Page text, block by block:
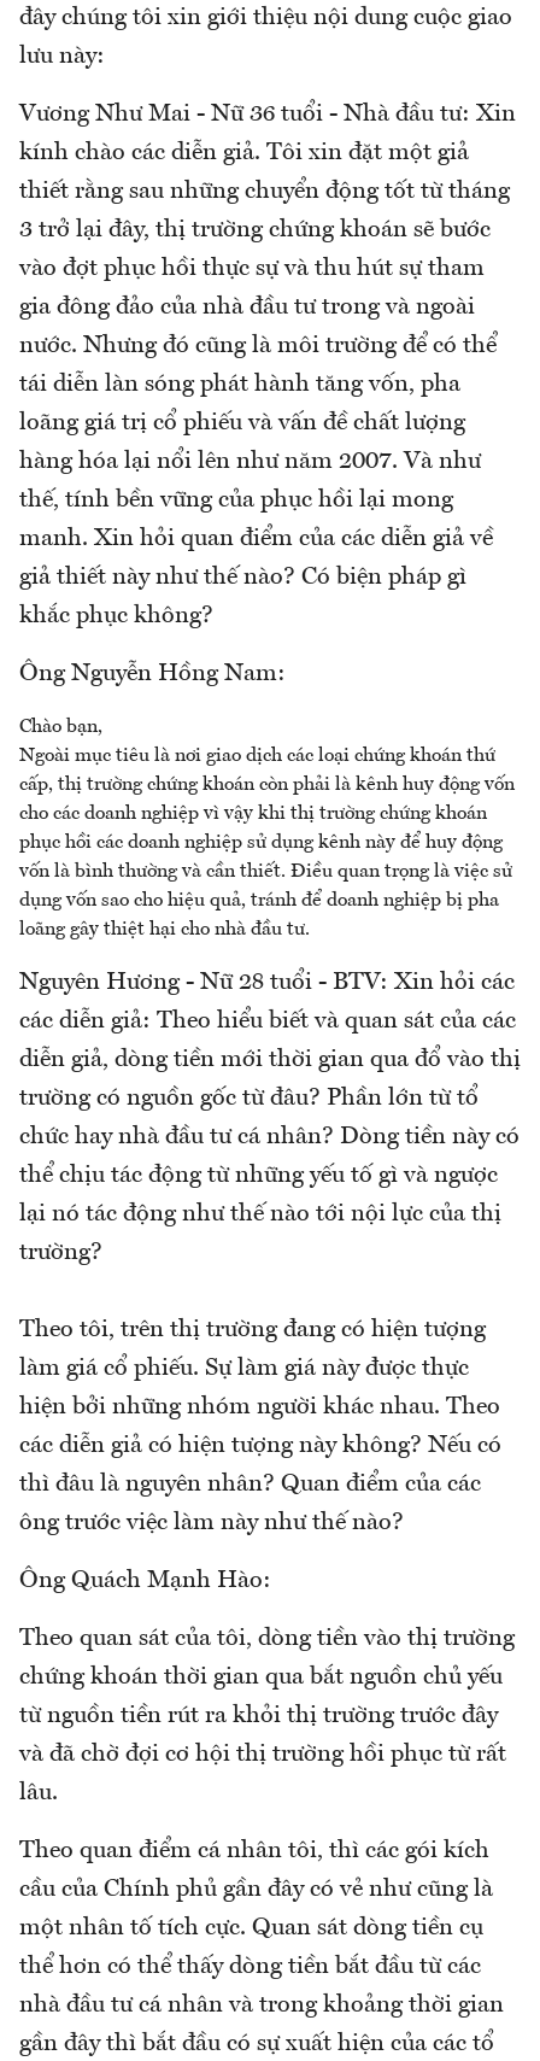
đây chúng tôi xin giới thiệu nội dung cuộc giao
lưu này:
Vương Như Mai - Nữ 36 tuổi - Nhà đầu tư: Xin
kính chào các diễn giả. Tôi xin đặt một giả
thiết rằng sau những chuyển động tốt từ tháng
3 trở lại đây, thị trường chứng khoán sẽ bước
vào đợt phục hồi thực sự và thu hút sự tham
gia đông đảo của nhà đầu tư trong và ngoài
nước. Nhưng đó cũng là môi trường để có thể
tái diễn làn sóng phát hành tăng vốn, pha
loãng giá trị cổ phiếu và vấn đề chất lượng
hàng hóa lại nổi lên như năm 2007. Và như
thế, tính bền vững của phục hồi lại mong
manh. Xin hỏi quan điểm của các diễn giả về
giả thiết này như thế nào? Có biện pháp gì
khắc phục không?
Ông Nguyễn Hồng Nam:
Chào bạn,
Ngoài mục tiêu là nơi giao dịch các loại chứng khoán thứ
cấp, thị trường chứng khoán còn phải là kênh huy động vốn
cho các doanh nghiệp vì vậy khi thị trường chứng khoán
phục hồi các doanh nghiệp sử dụng kênh này để huy động
vốn là bình thường và cần thiết. Điều quan trọng là việc sử
dụng vốn sao cho hiệu quả, tránh để doanh nghiệp bị pha
loãng gây thiệt hại cho nhà đầu tư.
Nguyên Hương - Nữ 28 tuổi - BTV: Xin hỏi các
các diễn giả: Theo hiểu biết và quan sát của các
diễn giả, dòng tiền mới thời gian qua đổ vào thị
trường có nguồn gốc từ đâu? Phần lớn từ tổ
chức hay nhà đầu tư cá nhân? Dòng tiền này có
thể chịu tác động từ những yếu tố gì và ngược
lại nó tác động như thế nào tới nội lực của thị
trường?
Theo tôi, trên thị trường đang có hiện tượng
làm giá cổ phiếu. Sự làm giá này được thực
hiện bởi những nhóm người khác nhau. Theo
các diễn giả có hiện tượng này không? Nếu có
thì đâu là nguyên nhân? Quan điểm của các
ông trước việc làm này như thế nào?
Ông Quách Mạnh Hào:
Theo quan sát của tôi, dòng tiền vào thị trường
chứng khoán thời gian qua bắt nguồn chủ yếu
từ nguồn tiền rút ra khỏi thị trường trước đây
và đã chờ đợi cơ hội thị trường hồi phục từ rất
lâu.
Theo quan điểm cá nhân tôi, thì các gói kích
cầu của Chính phủ gần đây có vẻ như cũng là
một nhân tố tích cực. Quan sát dòng tiền cụ
thể hơn có thể thấy dòng tiền bắt đầu từ các
nhà đầu tư cá nhân và trong khoảng thời gian
gần đây thì bắt đầu có sự xuất hiện của các tổ